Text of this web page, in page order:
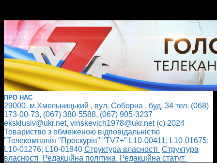
ПРО НАС
29000, м.Хмельницький , вул. Соборна , буд. 34 тел. (068)
173-00-73, (067) 380-5588, (067) 905-3237
eksklusiv@ukr.net, vinskevich1978@ukr.net (с) 2024
Товариство з обмеженою відповідальністю
"Телекомпанія "Проскурів" "TV7+" L10-00411; L10-01675;
L10-01276; L10-01840 Cтруктура власності Cтруктура
власності
Редакційна політика
Редакційна статут